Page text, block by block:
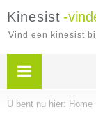
Kinesist -
Vind een kinesist
U bent nu hier: Home